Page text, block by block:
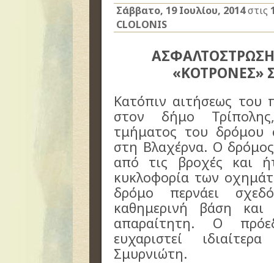
Σάββατο, 19 Ιουλίου, 2014στις
CLOLONIS
«ΚΟΤΡΟΝΕΣ»
Κατόπιν αιτήσεως του
στον δήμο
τμήματος του δρόμου
στη Βλαχέρνα. Ο
από τις βροχές και
κυκλοφορία των
δρόμο περνάει
καθημερινή βάση
απαραίτητη. Ο
ευχαριστεί
Σμυρνιώτη.